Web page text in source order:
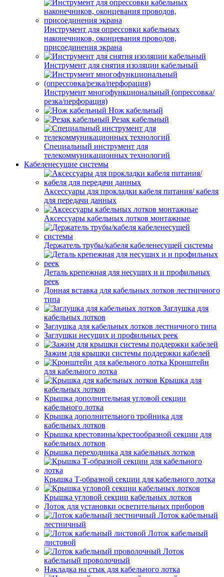
Инструмент для опрессовки кабельных
наконечников, оконцевания проводов,
присоединения экрана
Инструмент для снятия изоляции кабельный
Инструмент многофункциональный (опрессовка/
резка/перфорация)
Нож кабельный
Резак кабельный
Специальный инструмент для
телекоммуникационных технологий
Кабеленесущие системы
Аксессуары для прокладки кабеля питания/ кабеля
для передачи данных
Аксессуары кабельных лотков монтажные
Держатель трубы/кабеля кабеленесущей системы
Деталь крепежная для несущих и и профильных
реек
Донная вставка для кабельных лотков лестничного
типа
Заглушка для
кабельных лотков
Заглушка для кабельных лотков лестничного типа
Заглушки несущих и профильных реек
Зажим для крышки системы поддержки кабелей
Кронштейн
для кабельного лотка
Крышка для
кабельных лотков
Крышка дополнительная угловой секции
кабельного лотка
Крышка дополнительного тройника для
кабельных лотков
Крышка крестовины/крестообразной секции для
кабельных лотков
Крышка переходника для кабельных лотков
Крышка Т-образной секции для кабельного лотка
Крышка угловой секции кабельных лотков
Лоток для установки осветительных приборов
Лоток кабельный
лестничный
Лоток кабельный
листовой
Лоток
кабельный проволочный
Накладка на стык для кабельного лотка